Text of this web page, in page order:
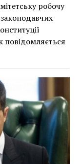
робочу
повідомляється